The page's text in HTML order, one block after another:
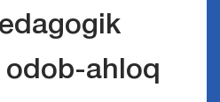
odob-ahloq